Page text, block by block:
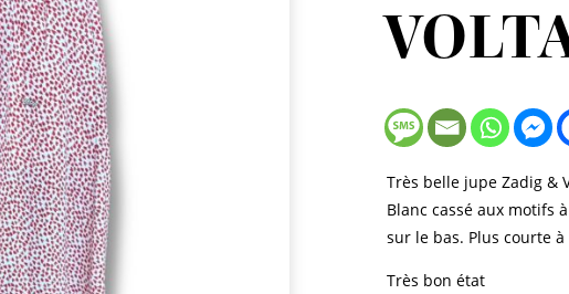
Très belle jupe Zadig &
Blanc cassé aux motifs
sur le bas. Plus courte à
Très bon état